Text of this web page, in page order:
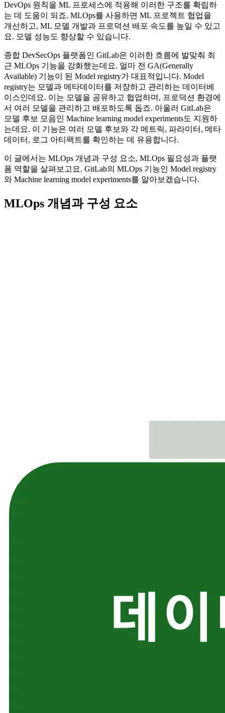
DevOps 원칙을 ML 프로세스에 적용해 이러한 구조를 확립하
는 데 도움이 되죠. MLOps를 사용하면 ML 프로젝트 협업을
개선하고, ML 모델 개발과 프로덕션 배포 속도를 높일 수 있고
요. 모델 성능도 향상할 수 있습니다.
종합 DevSecOps 플랫폼인 GitLab은 이러한 흐름에 발맞춰 최
근 MLOps 기능을 강화했는데요. 얼마 전 GA(Generally
Available) 기능이 된 Model registry가 대표적입니다. Model
registry는 모델과 메타데이터를 저장하고 관리하는 데이터베
이스인데요. 이는 모델을 공유하고 협업하며, 프로덕션 환경에
서 여러 모델을 관리하고 배포하도록 돕죠. 아울러 GitLab은
모델 후보 모음인 Machine learning model experiments도 지원하
는데요. 이 기능은 여러 모델 후보와 각 메트릭, 파라미터, 메타
데이터, 로그 아티팩트를 확인하는 데 유용합니다.
이 글에서는 MLOps 개념과 구성 요소, MLOps 필요성과 플랫
폼 역할을 살펴보고요. GitLab의 MLOps 기능인 Model registry
와 Machine learning model experiments를 알아보겠습니다.
MLOps 개념과 구성 요소